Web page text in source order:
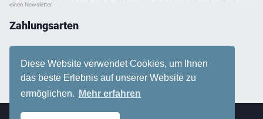
Diese Website verwendet Cookies, um Ihnen
das beste Erlebnis auf unserer Website zu
ermöglichen.
Mehr erfahren
einen Newsletter.
Zahlungsarten